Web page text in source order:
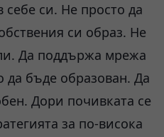
себе си. Не просто да
си образ. Не
Да поддържа мрежа
да бъде образован. Да
Дори почивката се
за по-висока